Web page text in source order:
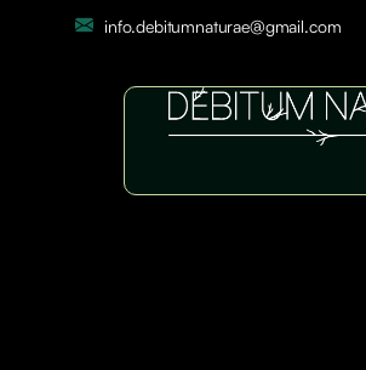
info.debitumnaturae@gmail.com